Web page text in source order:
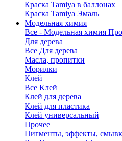
Краска Tamiya в баллонах
Краска Tamiya Эмаль
Модельная химия
Все - Модельная химия
Для дерева
Все Для дерева
Масла, пропитки
Морилки
Клей
Все Клей
Клей для дерева
Клей для пластика
Клей универсальный
Прочее
Пигменты, эффекты,